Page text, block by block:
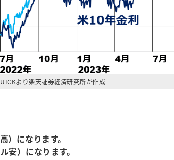
より楽天証券経済研究所が作成
）になります。
安）になります。